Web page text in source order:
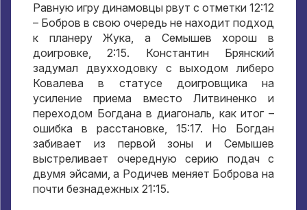
Равную игру динамовцы рвут с отметки 12:12
– Бобров в свою очередь не находит подход
к планеру Жука,а Семышев хорош в
доигровке, 2:15. Константин Брянский
задумал двухходовку с выходом либеро
Ковалева в статусе доигровщика на
усиление приема вместо Литвиненко и
переходом Богдана в диагональ, как итог –
ошибка в расстановке, 15:17. Но Богдан
забивает из первой зоны и Семышев
выстреливает очередную серию подач с
двумя эйсами,а Родичев меняет Боброва на
почти безнадежных 21:15.